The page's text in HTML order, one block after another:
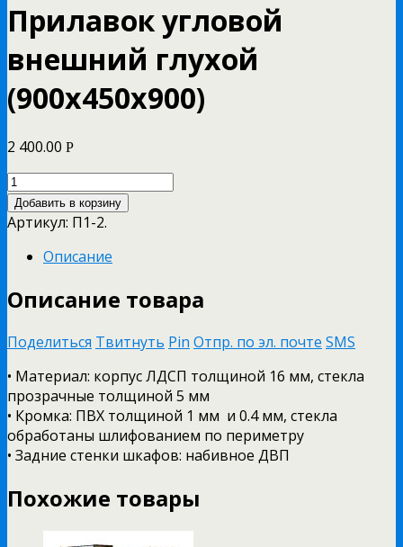
Прилавок угловой
внешний глухой
(900х450х900)
2 400.00 Р
Добавить в корзину
Артикул: П1-2.
Описание
Описание товара
Поделиться Твитнуть Pin Отпр. по эл. почте SMS
• Материал: корпус ЛДСП толщиной 16 мм, стекла
прозрачные толщиной 5 мм
• Кромка: ПВХ толщиной 1 мм и 0.4 мм, стекла
обработаны шлифованием по периметру
• Задние стенки шкафов: набивное ДВП
Похожие товары